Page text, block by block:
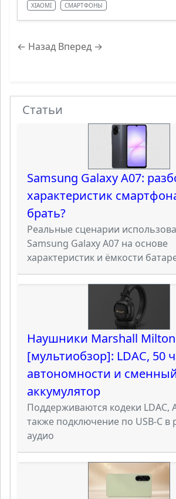
XIAOMI СМАРТФОНЫ
← Назад Вперед →
Статьи
Samsung Galaxy A07:
характеристик
брать?
Реальные сценарии
Samsung Galaxy A07 на основе
характеристик и ёмкости
Наушники Marshall Milton
[мультиобзор]: LDAC, 50
автономности и
аккумулятор
Поддерживаются кодеки LDAC,
также подключение по USB-C
аудио